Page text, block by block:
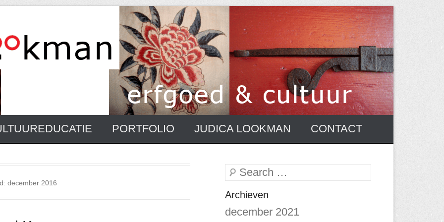
PORTFOLIO JUDICA LOOKMAN CONTACT
december 2016
Zoeken
Archieven
december 2021